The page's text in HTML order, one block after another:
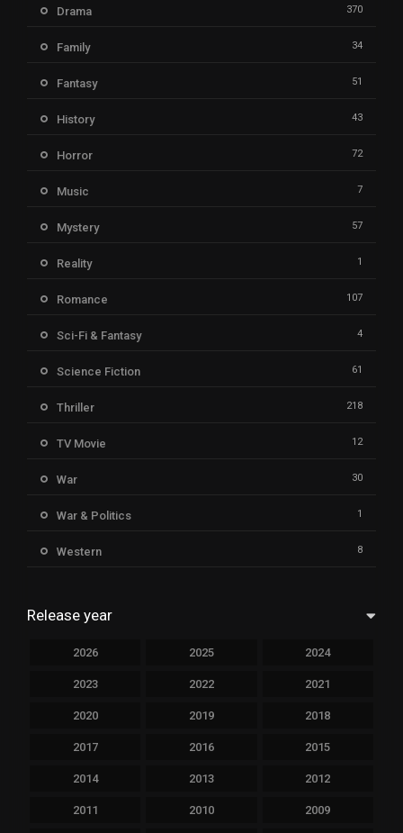
Drama 370
Family 34
Fantasy 51
History 43
Horror 72
Music 7
Mystery 57
Reality 1
Romance 107
Sci-Fi & Fantasy 4
Science Fiction 61
Thriller 218
TV Movie 12
War 30
War & Politics 1
Western 8
Release year
2026 2025 2024
2023 2022 2021
2020 2019 2018
2017 2016 2015
2014 2013 2012
2011 2010 2009